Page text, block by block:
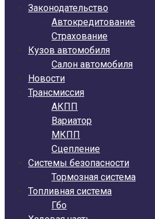
Законодательство
Автокредитование
Страхование
Кузов автомобиля
Салон автомобиля
Новости
Трансмиссия
АКПП
Вариатор
МКПП
Сцепление
Системы безопасности
Тормозная система
Топливная система
Гбо